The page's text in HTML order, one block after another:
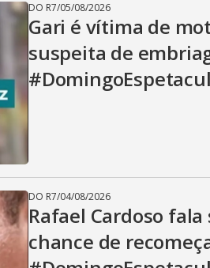
DO R7/05/08/2026
Gari é vítima de
suspeita de
DO R7/04/08/2026
Rafael Cardoso fala
chance de